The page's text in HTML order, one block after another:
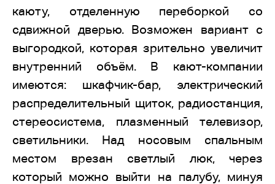
каюту, отделенную переборкой со
сдвижной дверью. Возможен вариант с
выгородкой, которая зрительно увеличит
внутренний объём. В кают-компании
имеются: шкафчик-бар, электрический
распределительный щиток, радиостанция,
стереосистема, плазменный телевизор,
светильники. Над носовым спальным
местом врезан светлый люк, через
который можно выйти на палубу, минуя